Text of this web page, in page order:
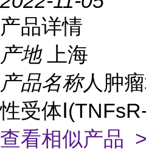
产品详情
产地
上海
产品名称人肿
性受体
查看相似产品 >